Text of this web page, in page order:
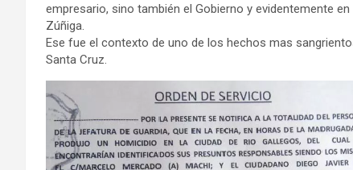
empresario, sino también el Gobierno y evidentemente
Zúñiga.
Ese fue el contexto de uno de los hechos mas
Santa Cruz.